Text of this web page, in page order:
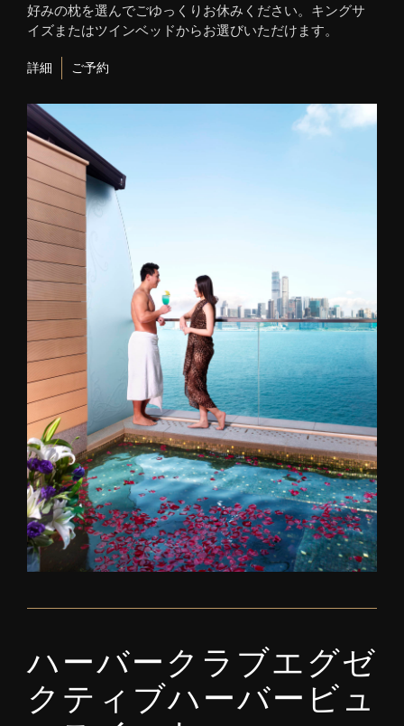
好みの枕を選んでごゆっくりお休みください。キングサ
イズまたはツインベッドからお選びいただけます。
詳細 ご予約
ハーバークラブエグゼ
クティブハーバービュ